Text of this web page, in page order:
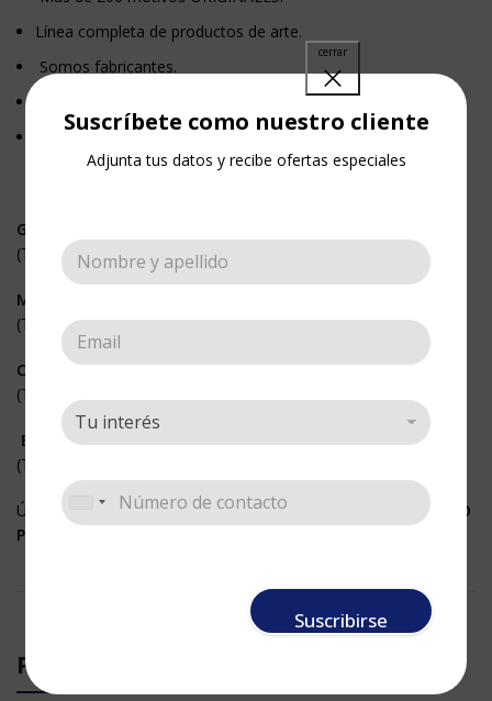
Suscríbete como nuestro cliente
Adjunta tus datos y recibe ofertas especiales
Suscribirse
Línea completa de productos de arte.
Somos fabricantes.
Nuestros esténciles, son plantillas en acetato.
GRANDES
(Tamaño 21 x 27 cms)
MEDIANOS
(Tamaño 14 x 21 cms)
CENEFAS
(Tamaño 11 x 33 cms)
BORDES
(Tamaño 5,5 x 33 cms)
Úsalos fijándolos a cualquier superficie con nuestro «
ADHESIVO
PARA STENCIL
PRODUCTOS RELACIONADOS